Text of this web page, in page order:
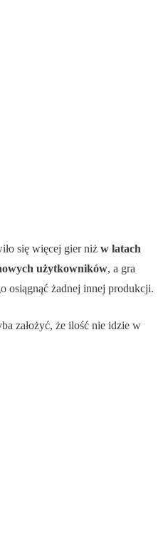
się więcej gier niż w latach
użytkowników, a gra
osiągnąć żadnej innej produkcji.
założyć, że ilość nie idzie w